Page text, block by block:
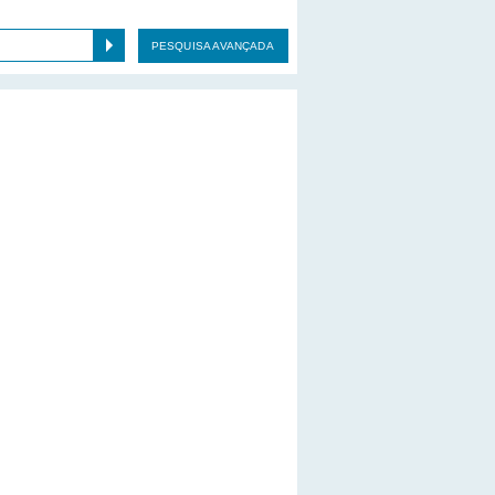
PESQUISA AVANÇADA